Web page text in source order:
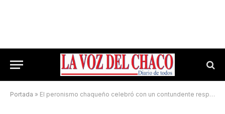
Portada » El peronismo chaqueño celebró con un contundente respaldo a Sergio Massa